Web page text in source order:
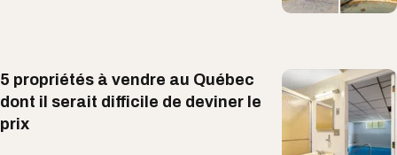
5 propriétés à vendre au Québec
dont il serait difficile de deviner le
prix